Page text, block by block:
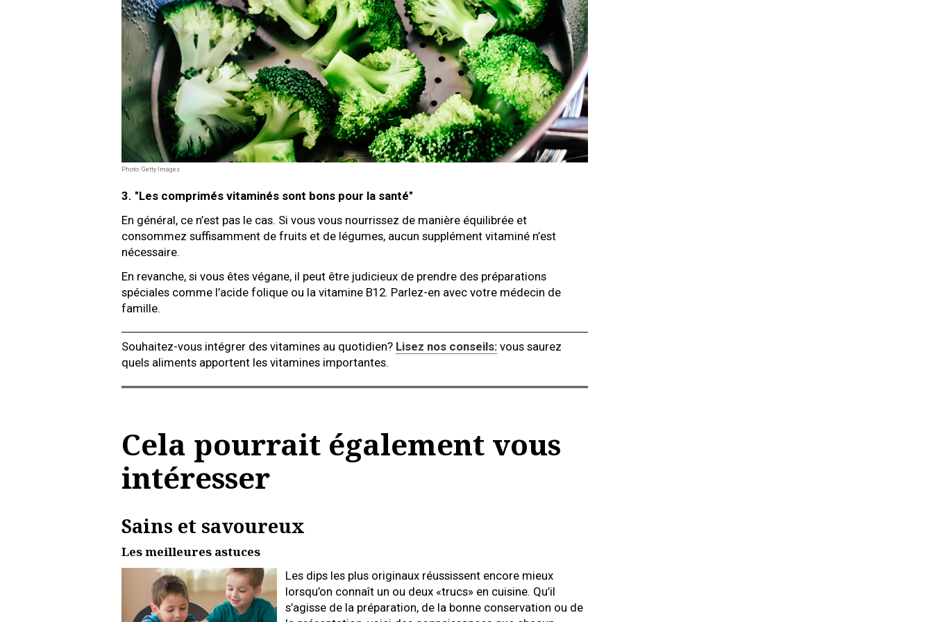
Photo: Getty Images
3. "Les comprimés vitaminés sont bons pour la santé"
En général, ce n’est pas le cas. Si vous vous nourrissez de manière équilibrée et
consommez suffisamment de fruits et de légumes, aucun supplément vitaminé n’est
nécessaire.
En revanche, si vous êtes végane, il peut être judicieux de prendre des préparations
spéciales comme l’acide folique ou la vitamine B12. Parlez-en avec votre médecin de
famille.
Souhaitez-vous intégrer des vitamines au quotidien? Lisez nos conseils: vous saurez
quels aliments apportent les vitamines importantes.
Cela pourrait également vous
intéresser
Sains et savoureux
Les meilleures astuces
Les dips les plus originaux réussissent encore mieux
lorsqu’on connaît un ou deux «trucs» en cuisine. Qu’il
s’agisse de la préparation, de la bonne conservation ou de